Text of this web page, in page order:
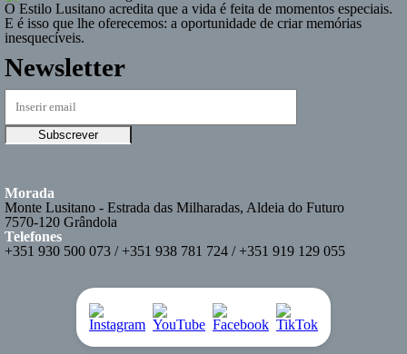
O Estilo Lusitano acredita que a vida é feita de momentos especiais.
E é isso que lhe oferecemos: a oportunidade de criar memórias
inesquecíveis.
Newsletter
Morada
Monte Lusitano - Estrada das Milharadas, Aldeia do Futuro
7570-120 Grândola
Telefones
+351 930 500 073 / +351 938 781 724 / +351 919 129 055